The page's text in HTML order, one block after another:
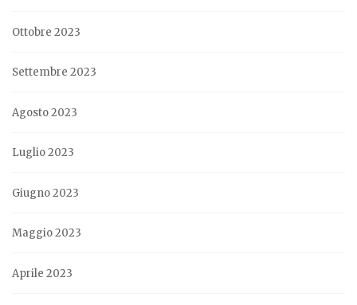
Ottobre 2023
Settembre 2023
Agosto 2023
Luglio 2023
Giugno 2023
Maggio 2023
Aprile 2023